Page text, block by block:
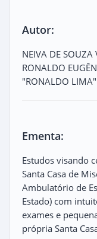
Autor:
NEIVA DE SOUZA
RONALDO
"RONALDO LIMA"
Ementa:
Estudos visando
Santa Casa de
Ambulatório de
Estado) com
exames e
própria Santa